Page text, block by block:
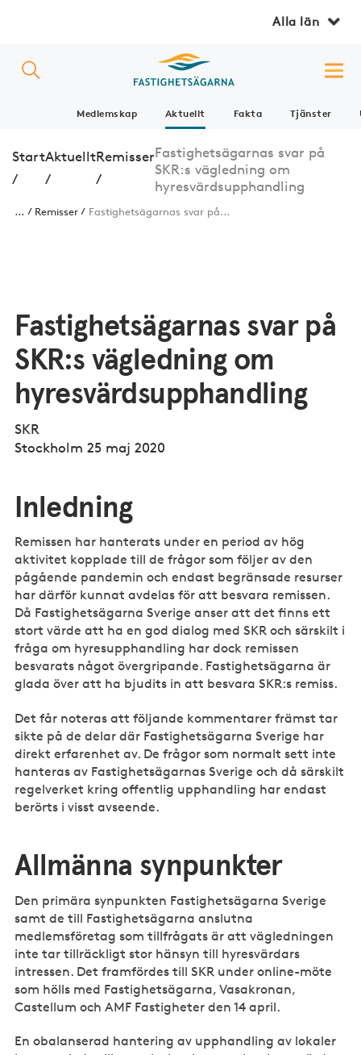
Alla län
Medlemskap Aktuellt Fakta Tjänster
Start
/
Aktuellt
/
Remisser
/
Fastighetsägarnas svar på
SKR:s vägledning om
hyresvärdsupphandling
... Remisser Fastighetsägarnas svar på...
Fastighetsägarnas svar på
SKR:s vägledning om
hyresvärdsupphandling
SKR
Stockholm 25 maj 2020
Inledning
Remissen har hanterats under en period av hög
aktivitet kopplade till de frågor som följer av den
pågående pandemin och endast begränsade resurser
har därför kunnat avdelas för att besvara remissen.
Då Fastighetsägarna Sverige anser att det finns ett
stort värde att ha en god dialog med SKR och särskilt i
fråga om hyresupphandling har dock remissen
besvarats något övergripande. Fastighetsägarna är
glada över att ha bjudits in att besvara SKR:s remiss.
Det får noteras att följande kommentarer främst tar
sikte på de delar där Fastighetsägarna Sverige har
direkt erfarenhet av. De frågor som normalt sett inte
hanteras av Fastighetsägarnas Sverige och då särskilt
regelverket kring offentlig upphandling har endast
berörts i visst avseende.
Allmänna synpunkter
Den primära synpunkten Fastighetsägarna Sverige
samt de till Fastighetsägarna anslutna
medlemsföretag som tillfrågats är att vägledningen
inte tar tillräckligt stor hänsyn till hyresvärdars
intressen. Det framfördes till SKR under online-möte
som hölls med Fastighetsägarna, Vasakronan,
Castellum och AMF Fastigheter den 14 april.
En obalanserad hantering av upphandling av lokaler